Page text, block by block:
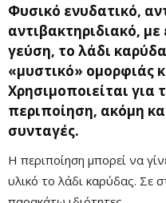
Φυσικό ενυδατικό,
αντιβακτηριδιακό,
γεύση, το λάδι
«μυστικό» ομορφιάς
Χρησιμοποιείται για
περιποίηση, ακόμη
συνταγές.
Η περιποίηση μπορεί να
υλικό το λάδι καρύδας. Σε